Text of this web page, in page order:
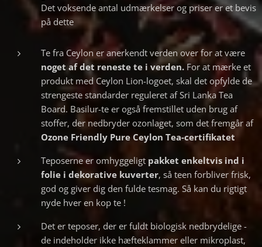
Det voksende antal udmærkelser og priser er et bevis
på dette
Te fra Ceylon er anerkendt verden over for at være
noget af det reneste te i verden. For at mærke et
produkt med Ceylon Lion-logoet, skal det opfylde de
strengeste standarder reguleret af Sri Lanka Tea
Board. Basilur-te er også fremstillet uden brug af
stoffer, der nedbryder ozonlaget, som det fremgår af
Ozone Friendly Pure Ceylon Tea-certifikatet
Teposerne er omhyggeligt pakket enkeltvis ind i
folie i dekorative kuverter, så teen forbliver frisk,
god og giver dig den fulde tesmag. Så kan du rigtigt
nyde hver en kop te !
Det er teposer, der er fuldt biologisk nedbrydelige -
de indeholder ikke hæfteklammer eller mikroplast,